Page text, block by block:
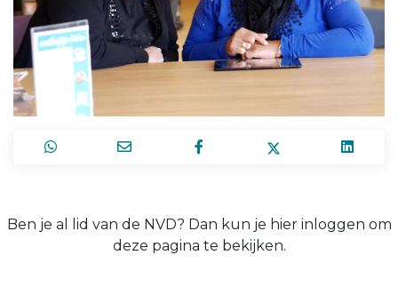
Ben je al lid van de NVD? Dan kun je hier inloggen om
deze pagina te bekijken.